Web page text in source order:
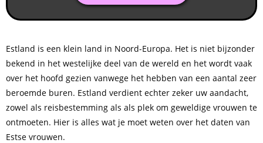
Estland is een klein land in Noord-Europa. Het is niet bijzonder
bekend in het westelijke deel van de wereld en het wordt vaak
over het hoofd gezien vanwege het hebben van een aantal zeer
beroemde buren. Estland verdient echter zeker uw aandacht,
zowel als reisbestemming als als plek om geweldige vrouwen te
ontmoeten. Hier is alles wat je moet weten over het daten van
Estse vrouwen.